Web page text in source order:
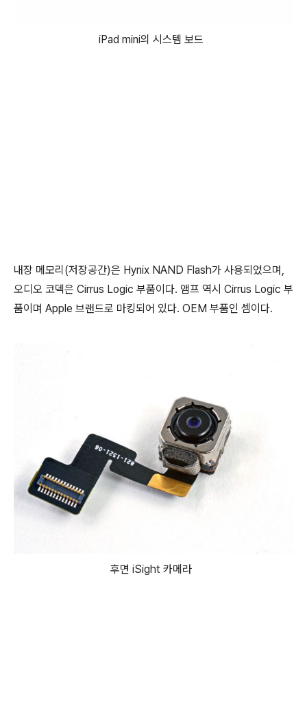
iPad mini의 시스템 보드
내장 메모리(저장공간)은 Hynix NAND Flash가 사용되었으며,
오디오 코덱은 Cirrus Logic 부품이다. 앰프 역시 Cirrus Logic 부
품이며 Apple 브랜드로 마킹되어 있다. OEM 부품인 셈이다.
후면 iSight 카메라